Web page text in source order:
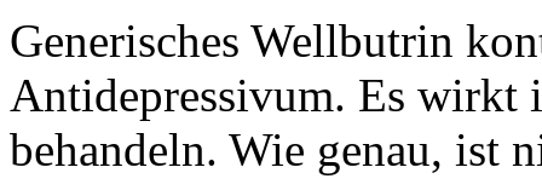
Generisches Wellbutrin
Antidepressivum. Es wirkt
behandeln. Wie genau, ist